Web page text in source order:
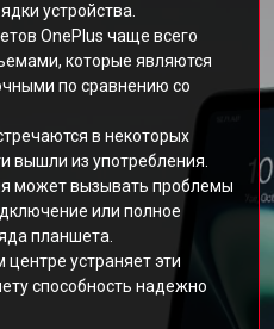
устройства.
OnePlus чаще всего
которые являются
по сравнению со
в некоторых
вышли из употребления.
может вызывать проблемы
или полное
планшета.
устраняет эти
способность надежно